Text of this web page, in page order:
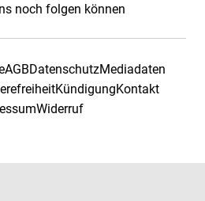
noch folgen können
AGBDatenschutzMediadaten
KündigungKontakt
Widerruf